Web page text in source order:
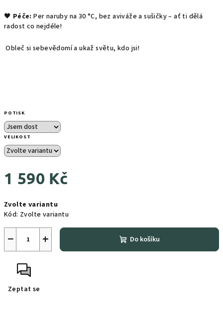
🖤 Péče: Per naruby na 30 °C, bez aviváže a sušičky – ať ti dělá
radost co nejdéle!
Obleč si sebevědomí a ukaž světu, kdo jsi!
POTISK
VELIKOST
1 590 Kč
cena:
Zvolte variantu
Kód: Zvolte variantu
+
− Do košíku
Zeptat se